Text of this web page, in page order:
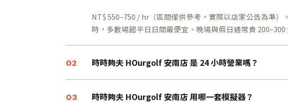
NT$ 550–750 / hr（區間僅供參考，實際以店家公告為準
時，多數場館平日日間最便宜、晚場與假日通常貴 200–300
02 時時夠夫 HOurgolf 安南店 是 24 小時營業嗎？
03 時時夠夫 HOurgolf 安南店 用哪一套模擬器？